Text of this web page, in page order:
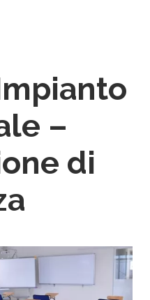
–
di